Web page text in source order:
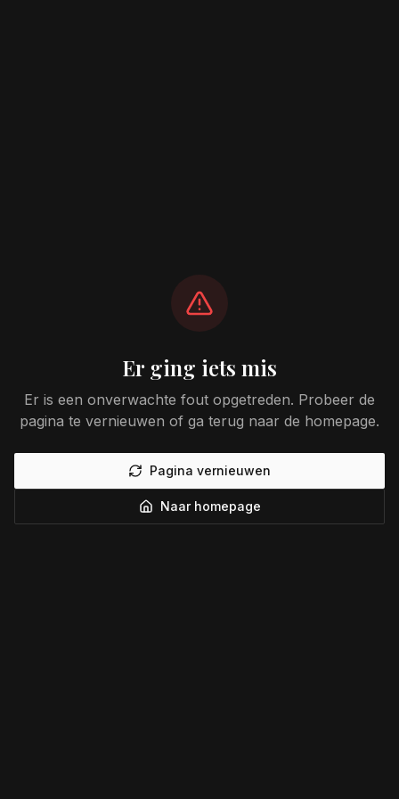
Er ging iets mis
Er is een onverwachte fout opgetreden. Probeer de
pagina te vernieuwen of ga terug naar de homepage.
Pagina vernieuwen
Naar homepage